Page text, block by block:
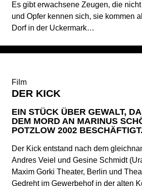
Es gibt erwachsene Zeugen, die
und Opfer kennen sich, sie kommen
Dorf in der Uckermark…
Film
DER KICK
EIN STÜCK ÜBER GEWALT,
DEM MORD AN MARINUS
POTZLOW 2002 BESCHÄFTIGT.
Der Kick entstand nach dem
Andres Veiel und Gesine Schmidt
Maxim Gorki Theater, Berlin und
Gedreht im Gewerbehof in der alten